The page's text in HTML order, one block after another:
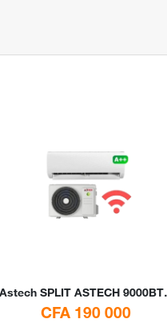
Astech SPLIT ASTECH 9000BTU INVERTER + WIFI By Digital Stores
CFA 190 000